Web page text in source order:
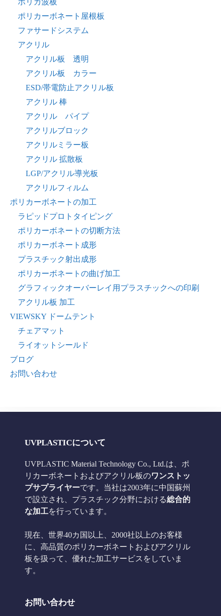
ポリカ波板
ポリカーボネート屋根板
ファサードシステム
アクリル
アクリル板 透明
アクリル板 カラー
ESD/帯電防止アクリル板
アクリル 棒
アクリル パイプ
アクリルブロック
アクリルミラー板
アクリル 拡散板
LGP/アクリル導光板
アクリルフィルム
ポリカーボネートの加工
ラピッドプロトタイピング
ポリカーボネートの切断方法
ポリカーボネート成形
プラスチック射出成形
ポリカーボネートの曲げ加工
グラフィックオーバーレイ用プラスチックへの印刷
アクリル板 加工
VIEWSKY ドームテント
チェアマット
ライオットシールド
ブログ
お問い合わせ
UVPLASTICについて
UVPLASTIC Material Technology Co., Ltd.は、ポ
リカーボネートおよびアクリル板のワンストッ
プサプライヤーです。当社は2003年に中国蘇州
で設立され、プラスチック分野における総合的
な加工を行っています。
現在、世界40カ国以上、2000社以上のお客様
に、高品質のポリカーボネートおよびアクリル
板を扱って、優れた加工サービスをしていま
す。
お問い合わせ